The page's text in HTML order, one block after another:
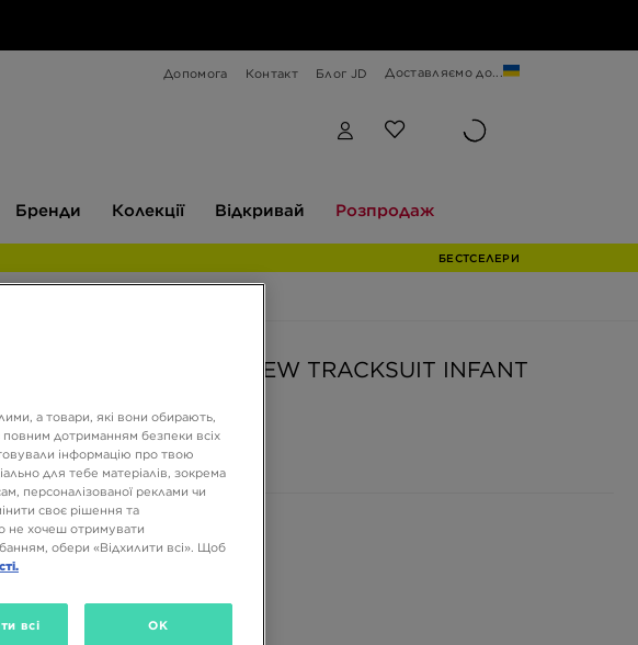
Допомога Контакт Блог JD Доставляємо до...
Бренди Колекції Відкривай Розпродаж
БЕСТСЕЛЕРИ
NIKE HYBRID CREW TRACKSUIT INFANT
1699 ГРН
Доступні кольори
Темно-синій
Вибери розмір
а товари, які вони обирають,
дотриманням безпеки всіх
інформацію про твою
для тебе матеріалів, зокрема
персоналізованої реклами чи
своє рішення та
не хочеш отримувати
обери «Відхилити всі». Щоб
всі OK